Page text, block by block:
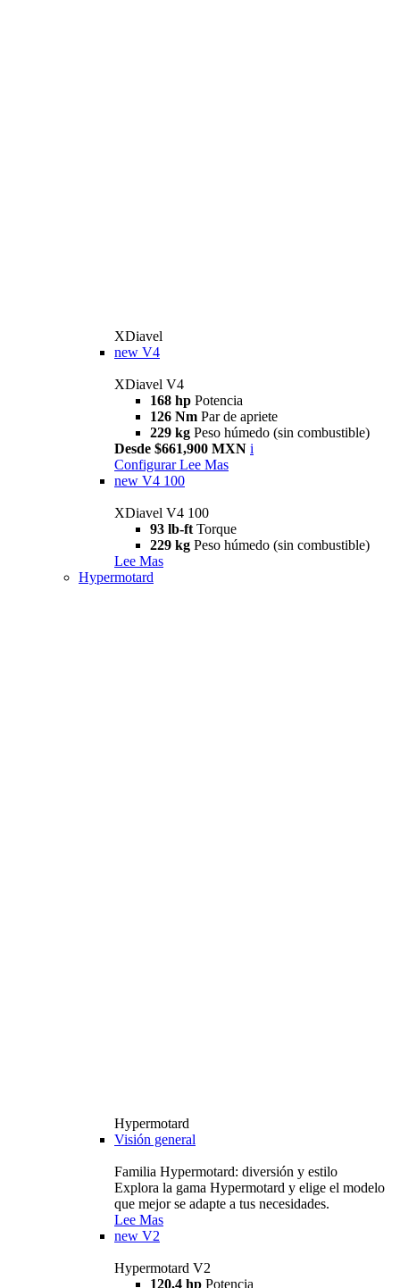
XDiavel
new V4
XDiavel V4
168 hp Potencia
126 Nm Par de apriete
229 kg Peso húmedo (sin combustible)
Desde $661,900 MXN i
Configurar Lee Mas
new V4 100
XDiavel V4 100
93 lb-ft Torque
229 kg Peso húmedo (sin combustible)
Lee Mas
Hypermotard
Hypermotard
Visión general
Familia Hypermotard: diversión y estilo
Explora la gama Hypermotard y elige el modelo
que mejor se adapte a tus necesidades.
Lee Mas
new V2
Hypermotard V2
120,4 hp Potencia